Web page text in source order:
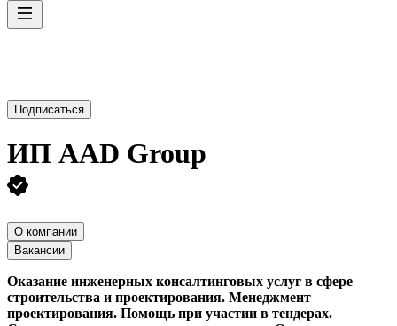
Подписаться
ИП AAD Group
О компании
Вакансии
Оказание инженерных консалтинговых услуг в сфере
строительства и проектирования. Менеджмент
проектирования. Помощь при участии в тендерах.